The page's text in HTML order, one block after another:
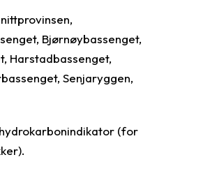
Bjørnøybassenget,
Harstadbassenget,
Senjaryggen,
(for